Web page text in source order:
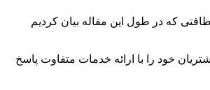
که در طول این مقاله بیان کردیم
خود را با ارائه خدمات متفاوت پاسخ